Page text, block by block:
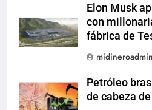
Elon Musk
con
fábrica de
midineroadmin
Petróleo
de cabeza de